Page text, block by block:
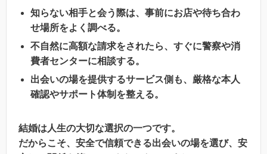
知らない相手と会う際は、事前にお店や待ち合わ
せ場所をよく調べる。
不自然に高額な請求をされたら、すぐに警察や消
費者センターに相談する。
出会いの場を提供するサービス側も、厳格な本人
確認やサポート体制を整える。
結婚は人生の大切な選択の一つです。
だからこそ、安全で信頼できる出会いの場を選び、安